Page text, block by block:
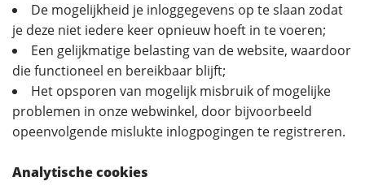
De mogelijkheid je inloggegevens op te slaan zodat
je deze niet iedere keer opnieuw hoeft in te voeren;
Een gelijkmatige belasting van de website, waardoor
die functioneel en bereikbaar blijft;
Het opsporen van mogelijk misbruik of mogelijke
problemen in onze webwinkel, door bijvoorbeeld
opeenvolgende mislukte inlogpogingen te registreren.
Analytische cookies